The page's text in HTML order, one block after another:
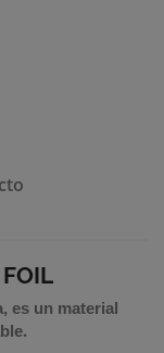
, es un material
.